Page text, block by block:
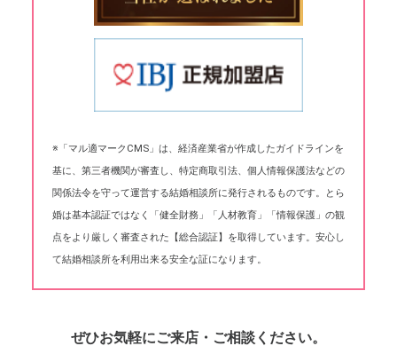
※「マル適マークCMS」は、経済産業省が作成したガイドラインを
基に、第三者機関が審査し、特定商取引法、個人情報保護法などの
関係法令を守って運営する結婚相談所に発行されるものです。とら
婚は基本認証ではなく「健全財務」「人材教育」「情報保護」の観
点をより厳しく審査された【総合認証】を取得しています。安心し
て結婚相談所を利用出来る安全な証になります。
ぜひお気軽にご来店・ご相談ください。